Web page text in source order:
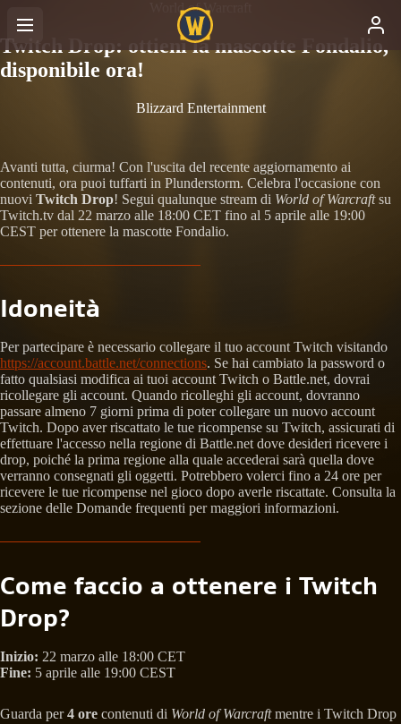
World of Warcraft
Twitch Drop: ottieni la mascotte Fondalio,
disponibile ora!
Blizzard Entertainment
Avanti tutta, ciurma! Con l'uscita del recente aggiornamento ai
contenuti, ora puoi tuffarti in Plunderstorm. Celebra l'occasione con
nuovi Twitch Drop! Segui qualunque stream di World of Warcraftsu
Twitch.tv dal 22 marzo alle 18:00 CET fino al 5 aprile alle 19:00
CEST per ottenere la mascotte Fondalio.
Idoneità
Per partecipare è necessario collegare il tuo account Twitch visitando
https://account.battle.net/connections. Se hai cambiato la password o
fatto qualsiasi modifica ai tuoi account Twitch o Battle.net, dovrai
ricollegare gli account. Quando ricolleghi gli account, dovranno
passare almeno 7 giorni prima di poter collegare un nuovo account
Twitch. Dopo aver riscattato le tue ricompense su Twitch, assicurati di
effettuare l'accesso nella regione di Battle.net dove desideri ricevere i
drop, poiché la prima regione alla quale accederai sarà quella dove
verranno consegnati gli oggetti. Potrebbero volerci fino a 24 ore per
ricevere le tue ricompense nel gioco dopo averle riscattate. Consulta la
sezione delle Domande frequenti per maggiori informazioni.
Come faccio a ottenere i Twitch
Drop?
Inizio: 22 marzo alle 18:00 CET
Fine: 5 aprile alle 19:00 CEST
Guarda per4 ore contenuti di World of Warcraftmentre i Twitch Drop